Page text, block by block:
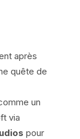
après
quête de
un
via
pour